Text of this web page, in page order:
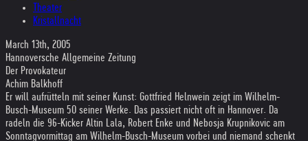
Theater
Kristallnacht
March 13th, 2005
Hannoversche Allgemeine Zeitung
Der Provokateur
Achim Balkhoff
Er will aufrütteln mit seiner Kunst: Gottfried Helnwein zeigt im Wilhelm-
Busch-Museum 50 seiner Werke. Das passiert nicht oft in Hannover. Da
radeln die 96-Kicker Altin Lala, Robert Enke und Nebosja Krupnikovic am
Sonntagvormittag am Wilhelm-Busch-Museum vorbei und niemand schenkt